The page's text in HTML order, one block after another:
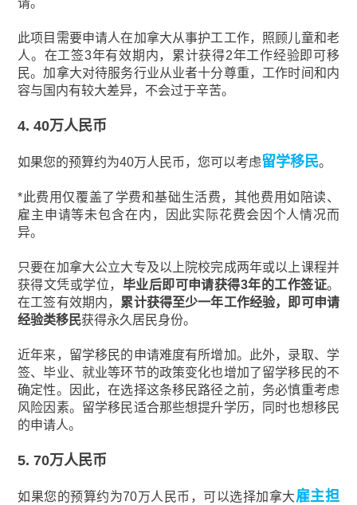
此项目需要申请人在加拿大从事护工工作，照顾儿童和老
人。在工签3年有效期内，累计获得2年工作经验即可移
民。加拿大对待服务行业从业者十分尊重，工作时间和内
容与国内有较大差异，不会过于辛苦。
4. 40万人民币
如果您的预算约为40万人民币，您可以考虑留学移民。
*此费用仅覆盖了学费和基础生活费，其他费用如陪读、
雇主申请等未包含在内，因此实际花费会因个人情况而
异。
只要在加拿大公立大专及以上院校完成两年或以上课程并
获得文凭或学位， 毕业后即可申请获得3年的工作签证。
在工签有效期内， 累计获得至少一年工作经验，即可申请
经验类移民获得永久居民身份。
近年来，留学移民的申请难度有所增加。此外，录取、学
签、毕业、就业等环节的政策变化也增加了留学移民的不
确定性。因此，在选择这条移民路径之前，务必慎重考虑
风险因素。留学移民适合那些想提升学历，同时也想移民
的申请人。
5. 70万人民币
如果您的预算约为70万人民币，可以选择加拿大雇主担